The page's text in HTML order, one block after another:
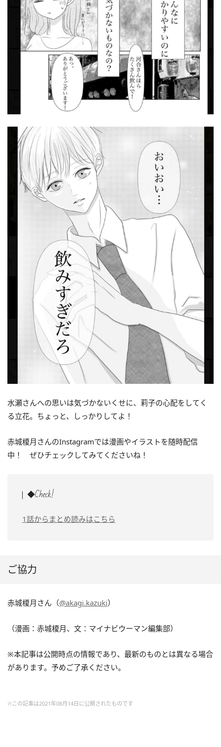
水瀬さんへの思いは気づかないくせに、莉子の心配をしてく
る立花。ちょっと、しっかりしてよ！
赤城榎月さんのInstagramでは漫画やイラストを随時配信
中！ ぜひチェックしてみてくださいね！
◆Check!
1話からまとめ読みはこちら
ご協力
赤城榎月さん（@akagi.kazuki）
（漫画：赤城榎月、文：マイナビウーマン編集部）
※本記事は公開時点の情報であり、最新のものとは異なる場合
があります。予めご了承ください。
※この記事は2021年08月14日に公開されたものです